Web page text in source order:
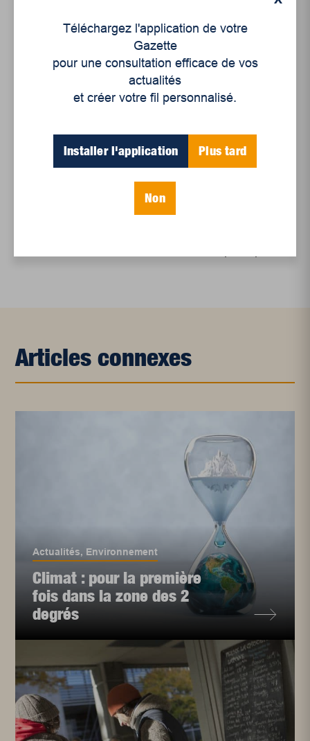
Articles récents
régionale
Le sport professionnel féminin : en mouvement,
Articles connexes
Actualités, Environnement
Climat : pour la première
fois dans la zone des 2
degrés
Téléchargez l'application de votre
Gazette
pour une consultation efficace de vos
actualités
et créer votre fil personnalisé.
Installer l'application Plus tard
Non